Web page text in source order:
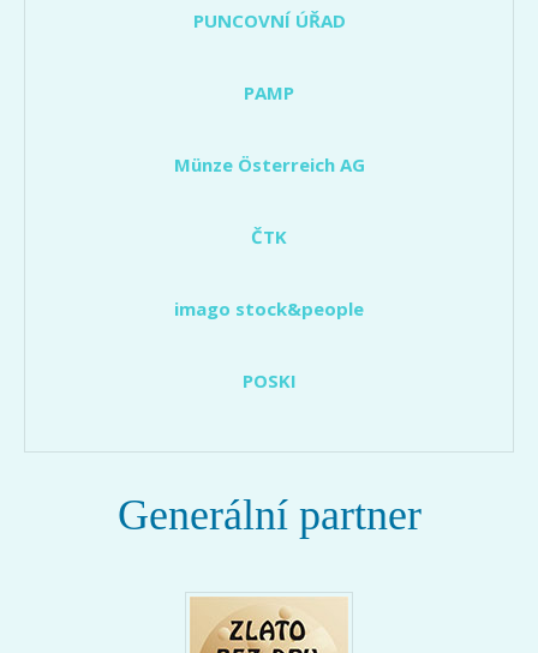
PUNCOVNÍ ÚŘAD
PAMP
Münze Österreich AG
ČTK
imago stock&people
POSKI
Generální partner